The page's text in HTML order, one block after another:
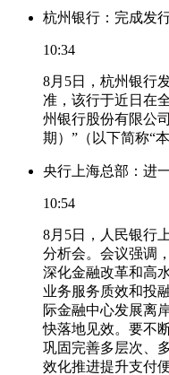
杭州银行：完成发
10:34
8月5日，杭州银行
准，该行于近日在
州银行股份有限公
期）”（以下简称“
央行上海总部：进
10:54
8月5日，人民银行
分析会。会议强调
深化金融改革和高
业务服务质效和投
际金融中心发展离
快落地见效。要不
巩固完善多层次、
效化推进提升支付